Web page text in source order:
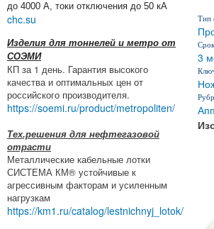
до 4000 А, токи отключения до 50 кА
chc.su
Изделия для тоннелей и метро от
СОЭМИ
КП за 1 день. Гарантия высокого
качества и оптимальных цен от
российского производителя.
https://soemi.ru/product/metropoliten/
Тех.решения для нефтегазовой
отрасти
Металлические кабельные лотки
СИСТЕМА КМ® устойчивые к
агрессивным факторам и усиленным
нагрузкам
https://km1.ru/catalog/lestnichnyj_lotok/
Тип
3